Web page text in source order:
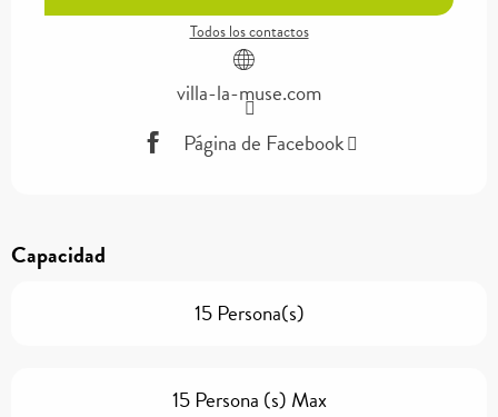
Todos los contactos
villa-la-muse.com
Página de Facebook
Capacidad
15 Persona(s)
15 Persona (s) Max